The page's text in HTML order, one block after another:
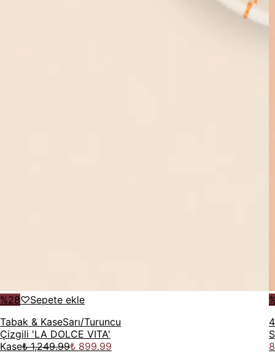
%28♡Sepete ekle
Tabak & KaseSarı/Turuncu
Çizgili 'LA DOLCE VITA'
Kase₺ 1,249.99₺ 899.99